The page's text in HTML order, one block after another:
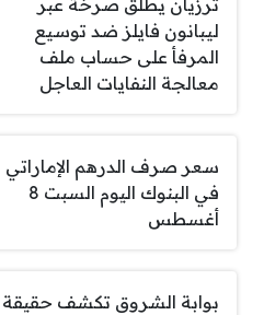
ترزيان يطلق صرخة عبر
ليبانون فايلز ضد توسيع
المرفأ على حساب ملف
معالجة النفايات العاجل
سعر صرف الدرهم الإماراتي
في البنوك اليوم السبت 8
أغسطس
بوابة الشروق تكشف حقيقة